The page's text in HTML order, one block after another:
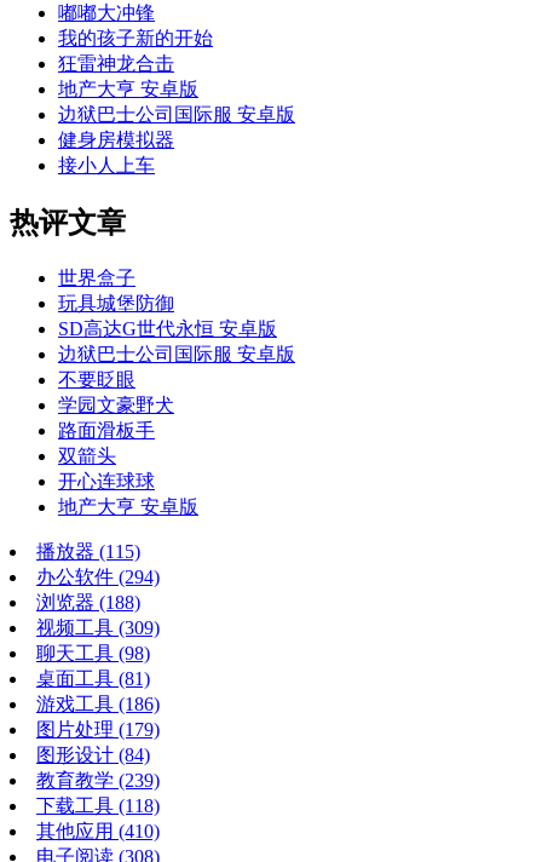
嘟嘟大冲锋
我的孩子新的开始
狂雷神龙合击
地产大亨 安卓版
边狱巴士公司国际服 安卓版
健身房模拟器
接小人上车
热评文章
世界盒子
玩具城堡防御
SD高达G世代永恒 安卓版
边狱巴士公司国际服 安卓版
不要眨眼
学园文豪野犬
路面滑板手
双箭头
开心连球球
地产大亨 安卓版
播放器 (115)
办公软件 (294)
浏览器 (188)
视频工具 (309)
聊天工具 (98)
桌面工具 (81)
游戏工具 (186)
图片处理 (179)
图形设计 (84)
教育教学 (239)
下载工具 (118)
其他应用 (410)
电子阅读 (308)